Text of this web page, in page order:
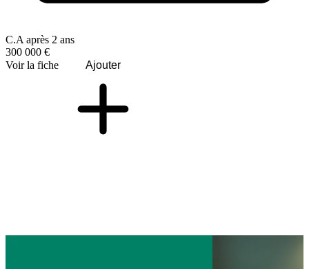
C.A après 2 ans
300 000 €
Voir la fiche
Ajouter